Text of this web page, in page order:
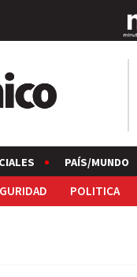
PAÍS/MUNDO
POLITICA